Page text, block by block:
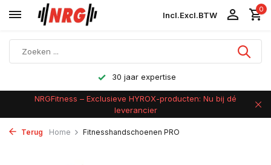
Incl.Excl.BTW
0
Achteraf betalen
NRGFitness – Exclusieve HYROX-producten: Nu bij dé
leverancier
Terug Home Fitnesshandschoenen PRO